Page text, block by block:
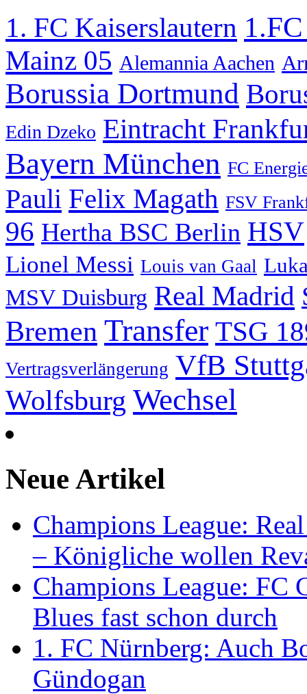
1. FC Kaiserslautern
Mainz 05 Alemannia Aachen
Borussia Dortmund
Edin Dzeko Eintracht
Bayern München FC
Pauli Felix Magath FSV
96 Hertha BSC Berlin HSV
Lionel Messi Louis van Gaal
MSV Duisburg Real Madrid
Bremen Transfer TSG
Vertragsverlängerung VfB
Wolfsburg Wechsel
Neue Artikel
Champions League:
– Königliche wollen
Champions League: FC
Blues fast schon durch
1. FC Nürnberg: Auch
Gündogan